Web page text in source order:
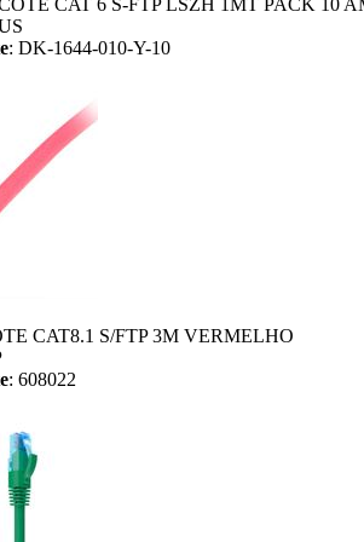
CAT 6 S-FTP LSZH 1MT PACK 10
: DK-1644-010-Y-10
CAT8.1 S/FTP 3M VERMELHO
: 608022